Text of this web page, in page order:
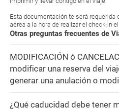
Esta documentación te será requerida
aérea a la hora de realizar el check-in
Otras preguntas frecuentes de
MODIFICACIÓN ó
modificar una reserva del
generar una anulación o
¿Qué caducidad debe tener